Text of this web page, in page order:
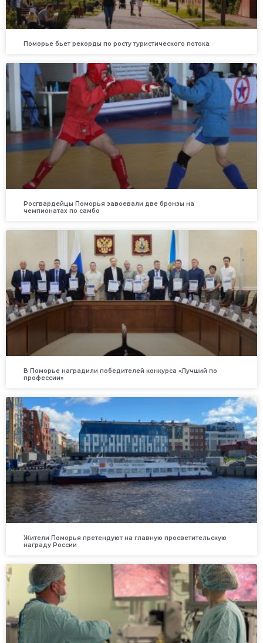
Поморье бьет рекорды по росту туристического потока
Росгвардейцы Поморья завоевали две бронзы на
чемпионатах по самбо
В Поморье наградили победителей конкурса «Лучший по
профессии»
Жители Поморья претендуют на главную просветительскую
награду России